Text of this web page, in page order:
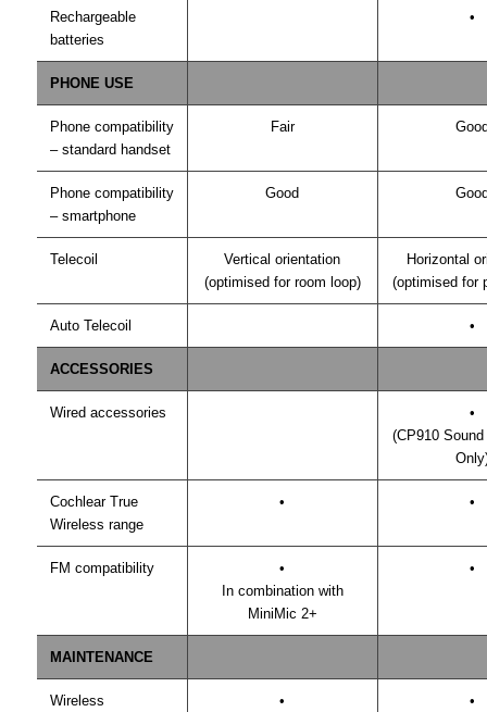
Rechargeable
batteries
•
PHONE USE
Phone compatibility
– standard handset
Fair
Phone compatibility
– smartphone
Good
Telecoil
Vertical orientation
(optimised for room loop)
Horizontal
(optimised for
Auto Telecoil •
ACCESSORIES
Wired accessories
•
(CP910
Cochlear True
Wireless range
• •
FM compatibility
•
In combination with
MiniMic 2+
•
MAINTENANCE
Wireless
• •